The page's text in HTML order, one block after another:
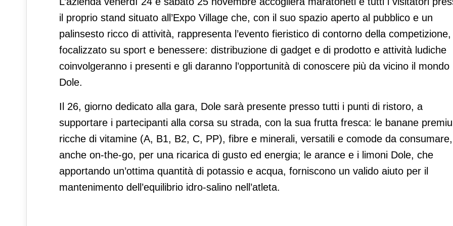
il proprio stand situato all’Expo Village che, con il suo spazio aperto al pubblico e un
palinsesto ricco di attività, rappresenta l’evento fieristico di contorno della competizione,
focalizzato su sport e benessere: distribuzione di gadget e di prodotto e attività ludiche
coinvolgeranno i presenti e gli daranno l’opportunità di conoscere più da vicino il mondo
Dole.
Il 26, giorno dedicato alla gara, Dole sarà presente presso tutti i punti di ristoro, a
supportare i partecipanti alla corsa su strada, con la sua frutta fresca: le banane
ricche di vitamine (A, B1, B2, C, PP), fibre e minerali, versatili e comode da consumare,
anche on-the-go, per una ricarica di gusto ed energia; le arance e i limoni Dole, che
apportando un’ottima quantità di potassio e acqua, forniscono un valido aiuto per il
mantenimento dell’equilibrio idro-salino nell’atleta.